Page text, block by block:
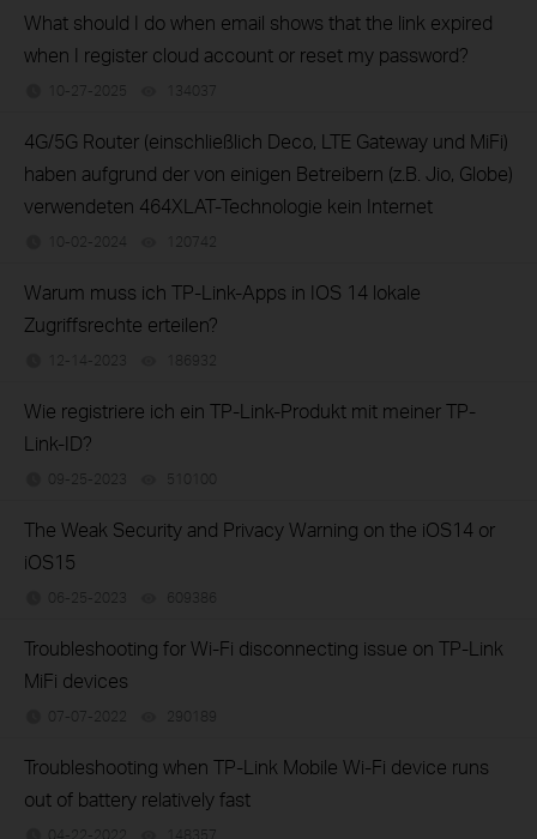
What should I do when email shows that the link expired
when I register cloud account or reset my password?
10-27-2025 134037
4G/5G Router (einschließlich Deco, LTE Gateway und MiFi)
haben aufgrund der von einigen Betreibern (z.B. Jio, Globe)
verwendeten 464XLAT-Technologie kein Internet
10-02-2024 120742
Warum muss ich TP-Link-Apps in IOS 14 lokale
Zugriffsrechte erteilen?
12-14-2023 186932
Wie registriere ich ein TP-Link-Produkt mit meiner TP-
Link-ID?
09-25-2023 510100
The Weak Security and Privacy Warning on the iOS14 or
iOS15
06-25-2023 609386
Troubleshooting for Wi-Fi disconnecting issue on TP-Link
MiFi devices
07-07-2022 290189
Troubleshooting when TP-Link Mobile Wi-Fi device runs
out of battery relatively fast
04-22-2022 148357